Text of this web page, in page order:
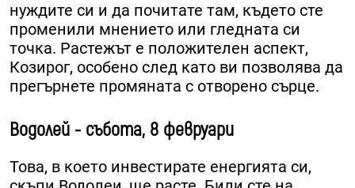
нуждите си и да почитате там, където сте
променили мнението или гледната си
точка. Растежът е положителен аспект,
Козирог, особено след като ви позволява да
прегърнете промяната с отворено сърце.
Водолей - събота, 8 февруари
Това, в което инвестирате енергията си,